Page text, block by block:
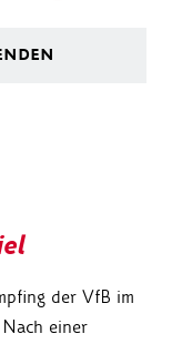
der VfB im
einer